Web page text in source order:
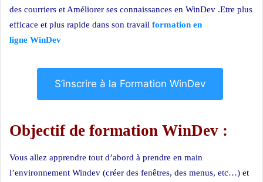
des courriers et Améliorer ses connaissances en WinDev .Etre plus
efficace et plus rapide dans son travail formation en
ligne WinDev
S’inscrire à la Formation WinDev
Objectif de formation WinDev :
Vous allez apprendre tout d’abord à prendre en main
l’environnement Windev (créer des fenêtres, des menus, etc…) et